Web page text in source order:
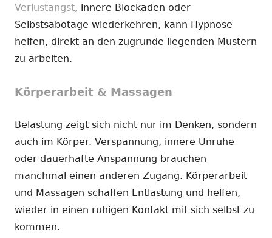
Verlustangst, innere Blockaden oder
Selbstsabotage wiederkehren, kann Hypnose
helfen, direkt an den zugrunde liegenden Mustern
zu arbeiten.
Körperarbeit & Massagen
Belastung zeigt sich nicht nur im Denken, sondern
auch im Körper. Verspannung, innere Unruhe
oder dauerhafte Anspannung brauchen
manchmal einen anderen Zugang. Körperarbeit
und Massagen schaffen Entlastung und helfen,
wieder in einen ruhigen Kontakt mit sich selbst zu
kommen.